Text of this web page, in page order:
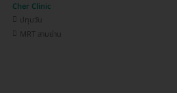
Cher Clinic
ปทุมวัน
MRT สามย่าน